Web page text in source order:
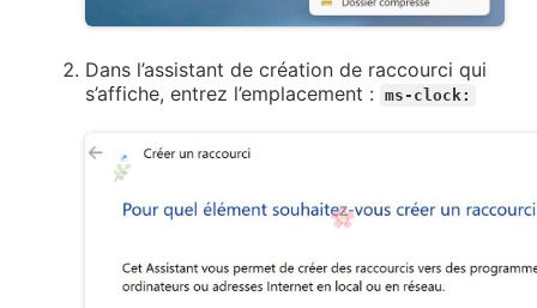
Dans l’assistant de création de raccourci qui
s’affiche, entrez l’emplacement :
ms-clock: